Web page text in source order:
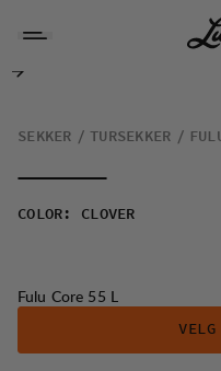
Fulu Core 55 L
SEKKER TURSEKKER
COLOR : CLOVER
Fulu Core 55 L